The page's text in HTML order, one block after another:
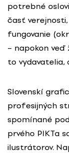
potrebné
časť
fungovanie
– napokon veď
to vydavatelia,
Slovenskí
profesijných
spomínané
prvého PIKTa
ilustrátorov.